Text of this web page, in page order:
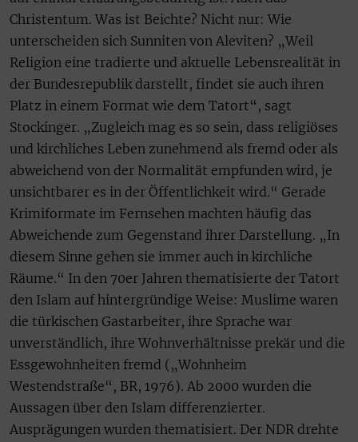
Christentum. Was ist Beichte? Nicht nur: Wie
unterscheiden sich Sunniten von Aleviten? „Weil
Religion eine tradierte und aktuelle Lebensrealität in
der Bundesrepublik darstellt, findet sie auch ihren
Platz in einem Format wie dem Tatort“, sagt
Stockinger. „Zugleich mag es so sein, dass religiöses
und kirchliches Leben zunehmend als fremd oder als
abweichend von der Normalität empfunden wird, je
unsichtbarer es in der Öffentlichkeit wird.“ Gerade
Krimiformate im Fernsehen machten häufig das
Abweichende zum Gegenstand ihrer Darstellung. „In
diesem Sinne gehen sie immer auch in kirchliche
Räume.“ In den 70er Jahren thematisierte der Tatort
den Islam auf hintergründige Weise: Muslime waren
die türkischen Gastarbeiter, ihre Sprache war
unverständlich, ihre Wohnverhältnisse prekär und die
Essgewohnheiten fremd („Wohnheim
Westendstraße“, BR, 1976). Ab 2000 wurden die
Aussagen über den Islam differenzierter.
Ausprägungen wurden thematisiert. Der NDR drehte